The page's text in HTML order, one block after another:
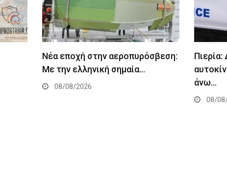
Νέα εποχή στην αεροπυρόσβεση:
Με την ελληνική σημαία…
08/08/2026
άνω…
08/